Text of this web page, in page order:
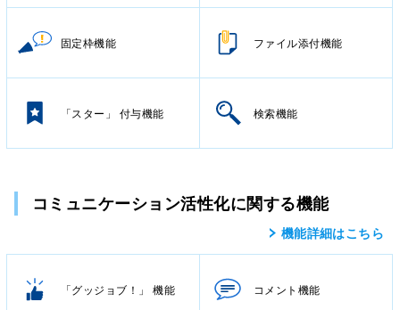
固定枠機能 ファイル添付機能
「スター」 付与機能 検索機能
コミュニケーション活性化に関する機能
機能詳細はこちら
「グッジョブ！」 機能 コメント機能